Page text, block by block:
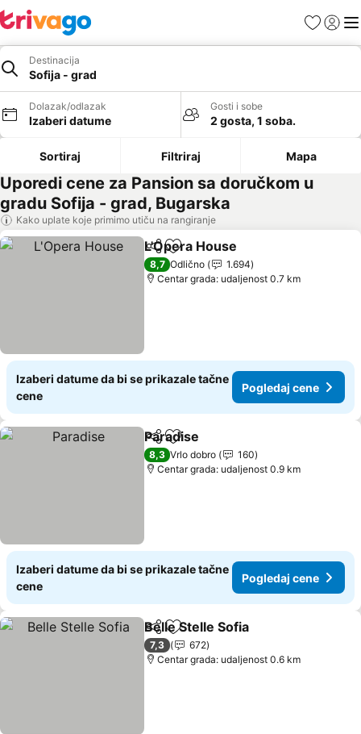
FavoritiPrijavi
Destinacija
Sofija - grad
Dolazak/odlazak
Izaberi datume
Gosti i sobe
2 gosta, 1 soba.
Sortiraj Filtriraj Mapa
Uporedi cene za Pansion sa doručkom u
gradu Sofija - grad, Bugarska
Kako uplate koje primimo utiču na rangiranje
Deli Dodati u favorite
L'Opera House
8,7 Odlično
1.694
Centar grada: udaljenost 0.7 km
Izaberi datume da bi se prikazale tačne
cene
Pogledaj cene
Deli Dodati u favorite
Paradise
8,3 Vrlo dobro
160
Centar grada: udaljenost 0.9 km
Izaberi datume da bi se prikazale tačne
cene
Pogledaj cene
Deli Dodati u favorite
Belle Stelle Sofia
7,3
672
Centar grada: udaljenost 0.6 km